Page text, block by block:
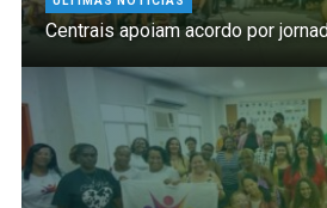
Centrais apoiam acordo por